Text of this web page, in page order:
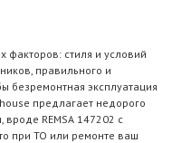
факторов: стиля и условий
правильного и
безремонтная эксплуатация
предлагает недорого
REMSA 147202 с
при ТО или ремонте ваш